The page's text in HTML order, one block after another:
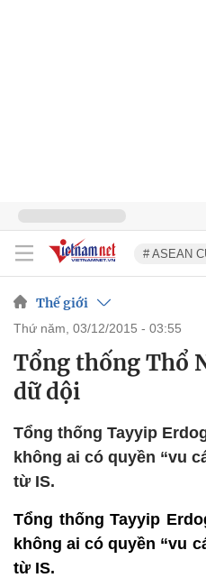
# ASEAN
Thế giới
thứ năm, 03/12/2015 - 03:55
Tổng thống Thổ
dữ dội
Tổng thống Tayyip
không ai có quyền “vu
từ IS.
Tổng thống Tayyip
không ai có quyền “vu
từ IS.